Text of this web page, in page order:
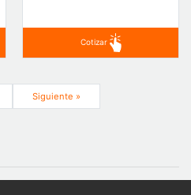
Cotizar
Siguiente »